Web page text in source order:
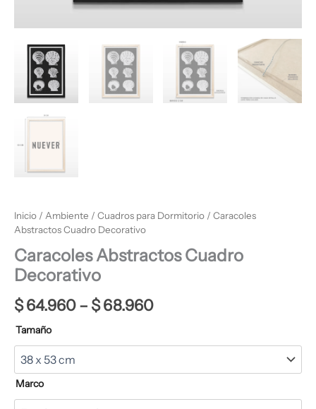
Inicio / Ambiente / Cuadros para Dormitorio / Caracoles
Abstractos Cuadro Decorativo
Caracoles Abstractos Cuadro
Decorativo
$64.960– $68.960
Tamaño
Marco